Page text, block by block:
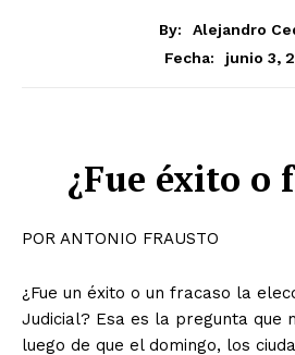
By:
Alejandro
Fecha:
junio 3,
¿Fue éxito o
POR ANTONIO FRAUSTO
¿Fue un éxito o un fracaso la
Judicial? Esa es la pregunta que
luego de que el domingo, los